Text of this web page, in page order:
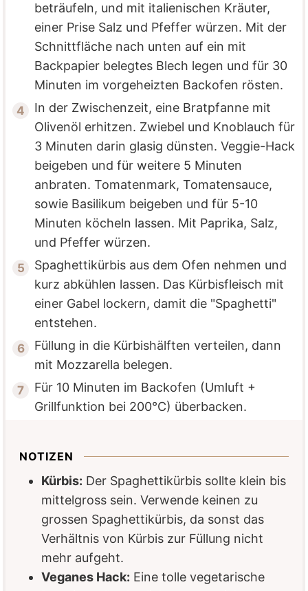
beträufeln, und mit italienischen Kräuter,
einer Prise Salz und Pfeffer würzen. Mit der
Schnittfläche nach unten auf ein mit
Backpapier belegtes Blech legen und für 30
Minuten im vorgeheizten Backofen rösten.
In der Zwischenzeit, eine Bratpfanne mit
Olivenöl erhitzen. Zwiebel und Knoblauch für
3 Minuten darin glasig dünsten. Veggie-Hack
beigeben und für weitere 5 Minuten
anbraten. Tomatenmark, Tomatensauce,
sowie Basilikum beigeben und für 5-10
Minuten köcheln lassen. Mit Paprika, Salz,
und Pfeffer würzen.
Spaghettikürbis aus dem Ofen nehmen und
kurz abkühlen lassen. Das Kürbisfleisch mit
einer Gabel lockern, damit die "Spaghetti"
entstehen.
Füllung in die Kürbishälften verteilen, dann
mit Mozzarella belegen.
Für 10 Minuten im Backofen (Umluft +
Grillfunktion bei 200°C) überbacken.
NOTIZEN
Kürbis: Der Spaghettikürbis sollte klein bis
mittelgross sein. Verwende keinen zu
grossen Spaghettikürbis, da sonst das
Verhältnis von Kürbis zur Füllung nicht
mehr aufgeht.
Veganes Hack: Eine tolle vegetarische